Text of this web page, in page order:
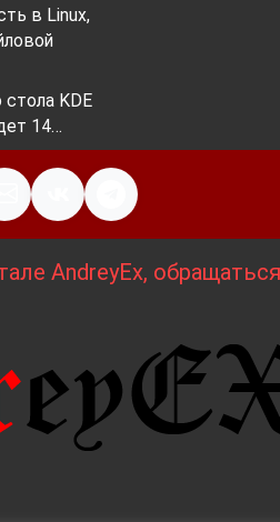
в Linux,
KDE
14…
AndreyEx,